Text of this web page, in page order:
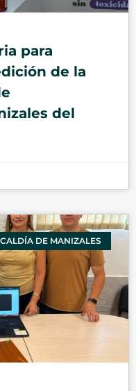
para
de la
del
DE MANIZALES